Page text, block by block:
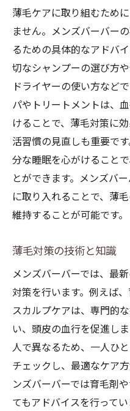
薄毛ケアに取り組むため
ません。メンズバーバー
るための具体的なアドバ
切なシャンプーの選び方
ドライヤーの使い方など
パやトリートメントは、
けることで、薄毛対策に
活習慣の見直しも重要で
分な睡眠を心がけること
とができます。メンズバ
に取り入れることで、薄
維持することが可能です。
薄毛対策の技術と知識
メンズバーバーでは、最
対策を行います。例えば
スカルプケアは、専門的
い、頭皮の血行を促進し
人で異なるため、一人ひ
チェックし、最適なケア
ンズバーバーでは育毛剤
てもアドバイスを行って